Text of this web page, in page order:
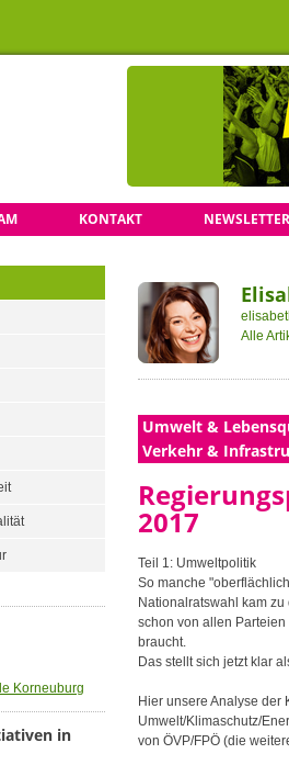
KONTAKT NEWSLETTER
Korneuburg
in
Alle
Umwelt &
Verkehr &
2017
Teil 1: Umweltpolitik
So manche
Nationalratswahl kam
schon von allen
braucht.
Das stellt sich jetzt klar
Hier unsere Analyse der
Umwelt/Klimaschutz/
von ÖVP/FPÖ (die